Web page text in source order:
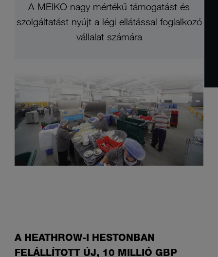
A MEIKO nagy mértékű támogatást és
szolgáltatást nyújt a légi ellátással foglalkozó
vállalat számára
A HEATHROW-I HESTONBAN
FELÁLLÍTOTT ÚJ, 10 MILLIÓ GBP